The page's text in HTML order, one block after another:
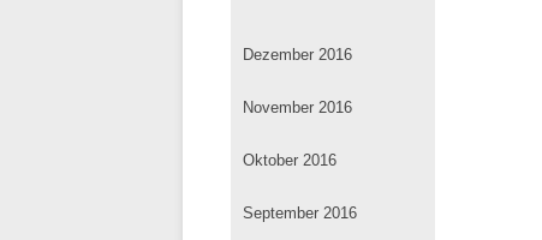
Dezember 2016
November 2016
Oktober 2016
September 2016